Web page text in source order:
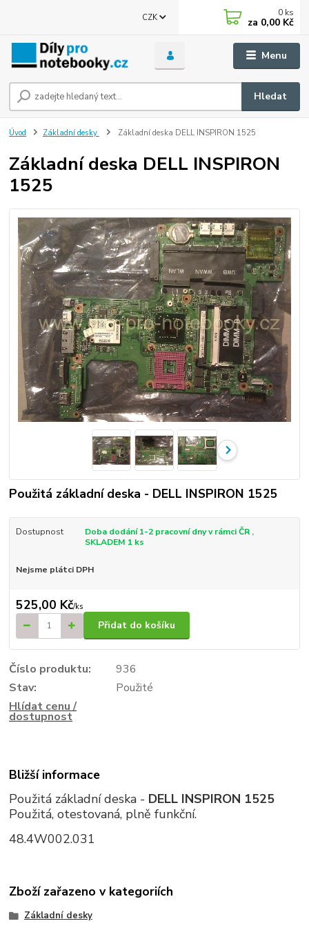
Menu
CZK
Hledat
0 ks
za 0,00 Kč
Úvod Základní desky Základní deska DELL INSPIRON 1525
Základní deska DELL INSPIRON
1525
Použitá základní deska - DELL INSPIRON 1525
Dostupnost
Doba dodání 1-2 pracovní dny v rámci ČR ,
SKLADEM 1 ks
Nejsme plátci DPH
525,00 Kč/ks
Přidat do košíku
Číslo produktu:
936
Stav:
Použité
Hlídat cenu /
dostupnost
Bližší informace
Použitá základní deska - DELL INSPIRON 1525
Použitá, otestovaná, plně funkční.
48.4W002.031
Zboží zařazeno v kategoriích
Základní desky